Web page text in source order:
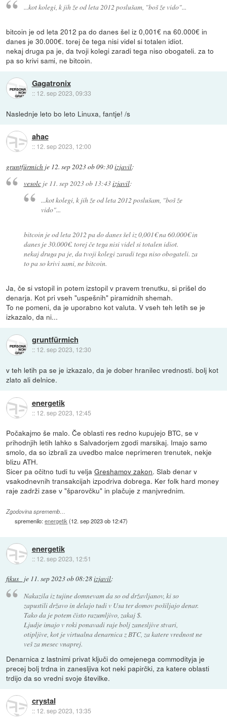
...kot kolegi, k jih že od leta 2012 poslušam, "boš že vido"...
bitcoin je od leta 2012 pa do danes šel iz 0,001€ na 60.000€ in
danes je 30.000€. torej če tega nisi videl si totalen idiot.
nekaj druga pa je, da tvoji kolegi zaradi tega niso obogateli. za to
pa so krivi sami, ne bitcoin.
Gagatronix
:: 12. sep 2023, 09:33
Naslednje leto bo leto Linuxa, fantje! /s
ahac
:: 12. sep 2023, 12:00
gruntfürmich je 12. sep 2023 ob 09:30izjavil:
vesolcje 11. sep 2023 ob 13:43izjavil:
...kot kolegi, k jih že od leta 2012 poslušam, "boš že
vido"...
bitcoin je od leta 2012 pa do danes šel iz 0,001€ na 60.000€ in
danes je 30.000€. torej če tega nisi videl si totalen idiot.
nekaj druga pa je, da tvoji kolegi zaradi tega niso obogateli. za
to pa so krivi sami, ne bitcoin.
Ja, če si vstopil in potem izstopil v pravem trenutku, si prišel do
denarja. Kot pri vseh "uspešnih" piramidnih shemah.
To ne pomeni, da je uporabno kot valuta. V vseh teh letih se je
izkazalo, da ni...
gruntfürmich
:: 12. sep 2023, 12:30
v teh letih pa se je izkazalo, da je dober hranilec vrednosti. bolj kot
zlato ali delnice.
energetik
:: 12. sep 2023, 12:45
Počakajmo še malo. Če oblasti res redno kupujejo BTC, se v
prihodnjih letih lahko s Salvadorjem zgodi marsikaj. Imajo samo
smolo, da so izbrali za uvedbo malce neprimeren trenutek, nekje
blizu ATH.
Sicer pa očitno tudi tu veljaGreshamov zakon. Slab denar v
vsakodnevnih transakcijah izpodriva dobrega. Ker folk hard money
raje zadrži zase v "šparovčku" in plačuje z manjvrednim.
Zgodovina sprememb…
spremenilo:energetik(12. sep 2023 ob 12:47)
energetik
:: 12. sep 2023, 12:51
fikus_ je 11. sep 2023 ob 08:28izjavil:
Nakazila iz tujine domnevam da so od državljanov, ki so
zapustili državo in delajo tudi v Usa ter domov pošiljajo denar.
Tako da je potem čisto razumljivo, zakaj $.
Ljudje imajo v roki ponavadi raje bolj zanesljive stvari,
otipljive, kot je virtualna denarnica z BTC, za katere vrednost ne
veš za mesec vnaprej.
Denarnica z lastnimi privat ključi do omejenega commodityja je
precej bolj trdna in zanesljiva kot neki papirčki, za katere oblasti
trdijo da so vredni svoje številke.
crystal
:: 12. sep 2023, 13:35